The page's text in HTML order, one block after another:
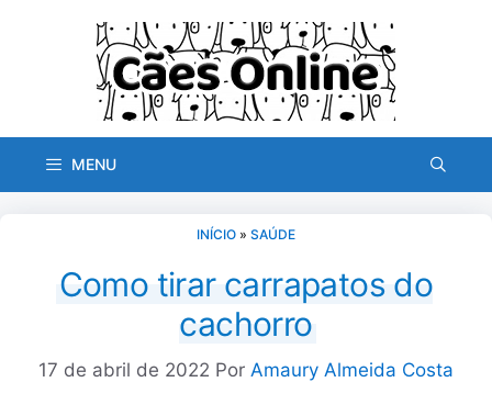
MENU
INÍCIO » SAÚDE
Como tirar carrapatos do
cachorro
17 de abril de 2022 Por Amaury Almeida Costa